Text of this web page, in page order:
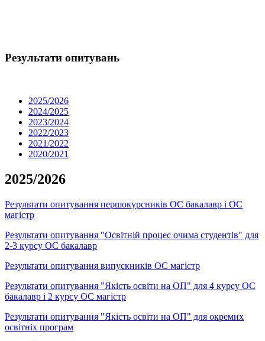
Результати опитувань
2025/2026
2024/2025
2023/2024
2022/2023
2021/2022
2020/2021
2025/2026
Результати опитування першокурсників ОС бакалавр і ОС
магістр
Результати опитування "Освітній процес очима студентів" для
2-3 курсу ОС бакалавр
Результати опитування випускників ОС магістр
Результати опитування "Якість освіти на ОП" для 4 курсу ОС
бакалавр і 2 курсу ОС магістр
Результати опитування "Якість освіти на ОП" для окремих
освітніх програм